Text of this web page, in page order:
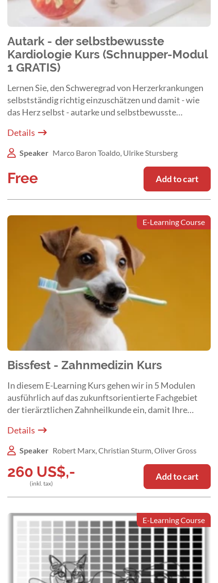
Autark - der selbstbewusste
Kardiologie Kurs (Schnupper-Modul
1 GRATIS)
Lernen Sie, den Schweregrad von Herzerkrankungen
selbstständig richtig einzuschätzen und damit - wie
das Herz selbst - autarke und selbstbewusste
Details
Speaker Marco Baron Toaldo, Ulrike Stursberg
Free Add to cart
E-Learning Course
Bissfest - Zahnmedizin Kurs
In diesem E-Learning Kurs gehen wir in 5 Modulen
ausführlich auf das zukunftsorientierte Fachgebiet
der tierärztlichen Zahnheilkunde ein, damit Ihre
Sie up to date bleiben. (Kurswiederholung)
Details
Speaker Robert Marx, Christian Sturm, Oliver Gross
260 US$,-
(inkl. tax)
Add to cart
E-Learning Course